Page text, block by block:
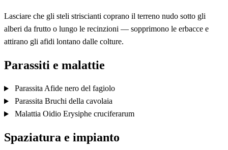
Lasciare che gli steli striscianti coprano il terreno nudo sotto gli
alberi da frutto o lungo le recinzioni — sopprimono le erbacce e
attirano gli afidi lontano dalle colture.
Parassiti e malattie
ParassitaAfide nero del fagiolo
Parassita Bruchi della cavolaia
Malattia Oidio Erysiphe cruciferarum
Spaziatura e impianto